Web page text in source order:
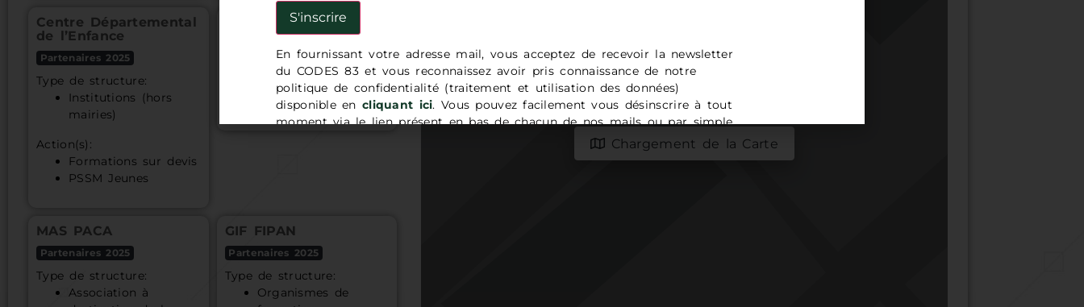
Centre Départemental
de l’Enfance
Partenaires 2025
Type de structure:
Institutions (hors
mairies)
Action(s):
Formations sur devis
PSSM Jeunes
Maison Athos
Type de structure:
Action(s):
PSSM
MAS PACA
Partenaires 2025
Type de structure:
Association à
GIF FIPAN
Partenaires 2025
Type de structure:
Organismes de
Chargement de la Carte
En fournissant votre adresse mail, vous acceptez de recevoir la newsletter
du CODES 83 et vous reconnaissez avoir pris connaissance de notre
politique de confidentialité (traitement et utilisation des données)
disponible en cliquant ici. Vous pouvez facilement vous désinscrire à tout
moment via le lien présent en bas de chacun de nos mails ou par simple